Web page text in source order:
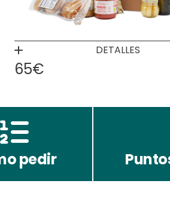
DETALLES
65€
pedir